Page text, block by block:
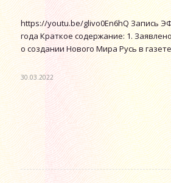
https://youtu.be/glivo0En6hQ Запись
года Краткое содержание: 1.
о создании Нового Мира Русь в
30.03.2022